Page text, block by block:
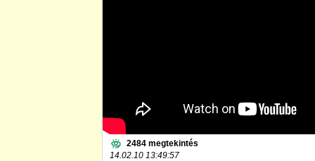
2484 megtekintés
14.02.10 13:49:57